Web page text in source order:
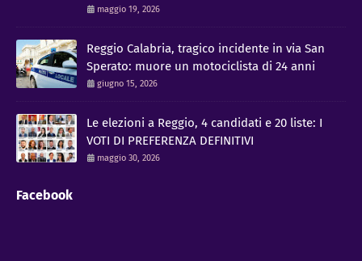
maggio 19, 2026
Reggio Calabria, tragico incidente in via San
Sperato: muore un motociclista di 24 anni
giugno 15, 2026
Le elezioni a Reggio, 4 candidati e 20 liste: I
VOTI DI PREFERENZA DEFINITIVI
maggio 30, 2026
Facebook